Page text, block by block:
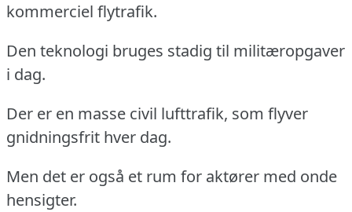
kommerciel flytrafik.
Den teknologi bruges stadig til militæropgaver
i dag.
Der er en masse civil lufttrafik, som flyver
gnidningsfrit hver dag.
Men det er også et rum for aktører med onde
hensigter.